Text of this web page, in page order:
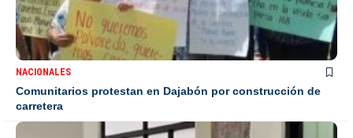
NACIONALES
Comunitarios protestan en Dajabón por construcción de
carretera